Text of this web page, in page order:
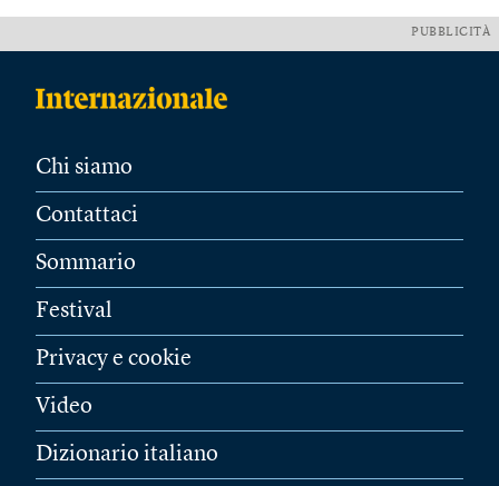
PUBBLICITÀ
Chi siamo
Contattaci
Sommario
Festival
Privacy e cookie
Video
Dizionario italiano